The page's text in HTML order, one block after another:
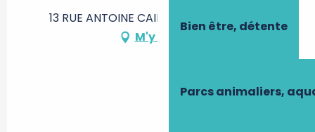
Bien être, détente
Parcs animaliers,
13 RUE ANTOINE CAILLÉ, 37220 Crouzilles
M'y rendre